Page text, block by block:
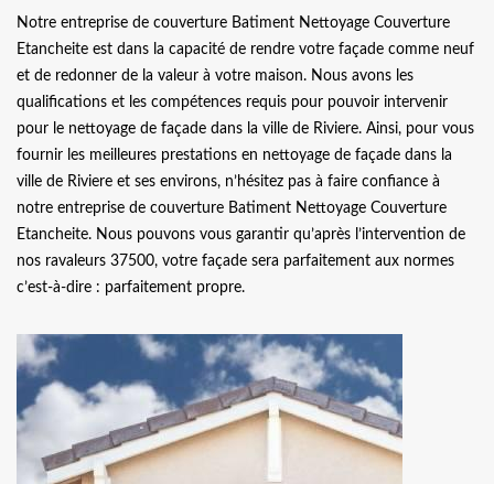
Notre entreprise de couverture Batiment Nettoyage Couverture
Etancheite est dans la capacité de rendre votre façade comme neuf
et de redonner de la valeur à votre maison. Nous avons les
qualifications et les compétences requis pour pouvoir intervenir
pour le nettoyage de façade dans la ville de Riviere. Ainsi, pour vous
fournir les meilleures prestations en nettoyage de façade dans la
ville de Riviere et ses environs, n’hésitez pas à faire confiance à
notre entreprise de couverture Batiment Nettoyage Couverture
Etancheite. Nous pouvons vous garantir qu’après l’intervention de
nos ravaleurs 37500, votre façade sera parfaitement aux normes
c’est-à-dire : parfaitement propre.